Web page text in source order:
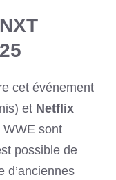
cet événement
et Netflix
WWE sont
possible de
d’anciennes